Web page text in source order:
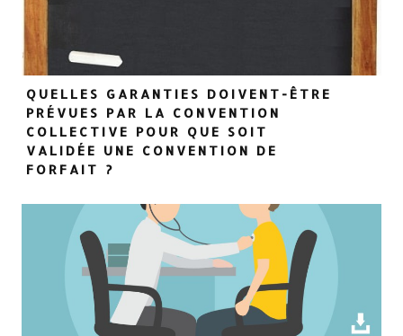
QUELLES GARANTIES DOIVENT-ÊTRE
PRÉVUES PAR LA CONVENTION
COLLECTIVE POUR QUE SOIT
VALIDÉE UNE CONVENTION DE
FORFAIT ?